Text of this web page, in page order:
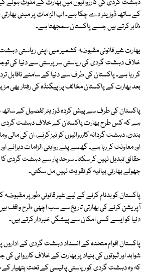
دہشت گردی کی کارروائیوں میں بھارت کے ملوث ہونے
کے ساتھ ڈوزیئر دے چکا ہے۔ اب الزامات پر مبنی
ظاہر کرتے ہیں جسے پاکستان سمجھتا ہے۔
بھارت غیر قانونی مقبوضہ کشمیر میں اپنی ریاستی
خلاف دہشت گردی کی ریاستی سرپرستی سے دنیا کی توجہ
کر رہا ہے۔ پاکستان کی طرف سے دنیا کے سامنے ناقابل
بعد بھارت کے پاکستان مخالف پراپیگنڈہ کی رفتار بھی
پاکستان کی طرف سے پیش کردہ ڈوزیئر تفصیل کے ساتھ
ہے کہ کس طرح بھارت پاکستان کے خلاف دہشت گردی
بندی، دہشت گردانہ کارروائیوں کو تیز کرنے، ان کی مالی
اور معاونت کر رہا ہے۔ گھسے پٹے روایتی الزامات دہرانے
حقائق تبدیل نہیں کر سکتا۔ سرحد پار سے دہشت گردی کا
جھوٹے بھارتی بیانیہ کو تقویت نہیں مل سکتی۔
پاکستان کو بدنام کرنے کے لیے غیر قانونی طور پر
آپریشن کرنے کی بھارتی تاریخ سے سب اچھی طرح واقف
دنیا کو ایسے کسی امکان سے پیشگی خبردار کرتے ہیں۔
پاکستان اقوام متحدہ کے انسداد دہشت گردی کے اداروں
شواہد اور ثبوتوں کی بنیاد پر بھارت کے خلاف کارروائی کی
کہ وہ دہشت گردی کو ریاستی پالیسی کے تحت ہتھیار کے